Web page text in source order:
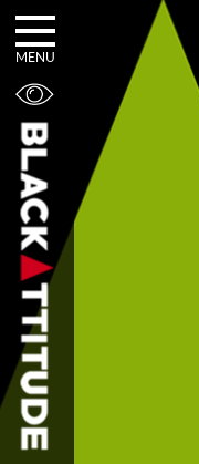
MENU